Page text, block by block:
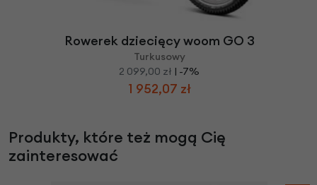
Rowerek dziecięcy woom GO 3
Turkusowy
2 099,00 zł | -7%
1 952,07 zł
Produkty, które też mogą Cię
zainteresować